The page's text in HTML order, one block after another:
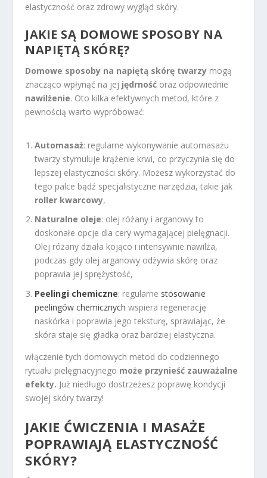
elastyczność oraz zdrowy wygląd skóry.
JAKIE SĄ DOMOWE SPOSOBY NA
NAPIĘTĄ SKÓRĘ?
Domowe sposoby na napiętą skórę twarzy mogą
znacząco wpłynąć na jej jędrność oraz odpowiednie
nawilżenie. Oto kilka efektywnych metod, które z
pewnością warto wypróbować:
Automasaż: regularne wykonywanie automasażu
twarzy stymuluje krążenie krwi, co przyczynia się do
lepszej elastyczności skóry. Możesz wykorzystać do
tego palce bądź specjalistyczne narzędzia, takie jak
roller kwarcowy,
Naturalne oleje: olej różany i arganowy to
doskonałe opcje dla cery wymagającej pielęgnacji.
Olej różany działa kojąco i intensywnie nawilża,
podczas gdy olej arganowy odżywia skórę oraz
poprawia jej sprężystość,
Peelingi chemiczne: regularne stosowanie
peelingów chemicznych wspiera regenerację
naskórka i poprawia jego teksturę, sprawiając, że
skóra staje się gładka oraz bardziej elastyczna.
włączenie tych domowych metod do codziennego
rytuału pielęgnacyjnego może przynieść zauważalne
efekty. Już niedługo dostrzeżesz poprawę kondycji
swojej skóry twarzy!
JAKIE ĆWICZENIA I MASAŻE
POPRAWIAJĄ ELASTYCZNOŚĆ
SKÓRY?